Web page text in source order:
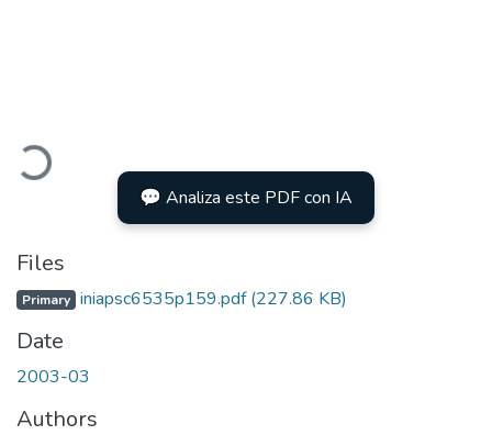
Loading...
💬 Analiza este PDF con IA
Files
Primary iniapsc6535p159.pdf(227.86 KB)
Date
2003-03
Authors